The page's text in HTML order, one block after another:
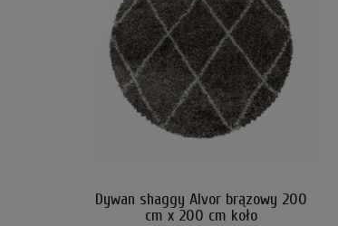
Dywan shaggy Alvor brązowy 200
cm x 200 cm koło